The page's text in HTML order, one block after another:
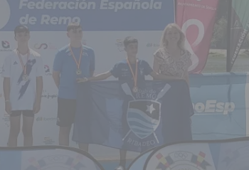
Quesada 2026
a la Virgen de la Salud y San Miguel
ni bonificaciones’
ORIHUELA
como referente ganadero de la CV
de colaboración
MONTESINOS